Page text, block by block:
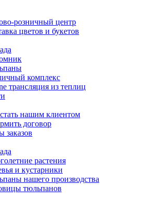
розничный центр
цветов и букетов
комплекс
трансляция из теплиц
нашим клиентом
договор
заказов
растения
и кустарники
нашего производства
тюльпанов